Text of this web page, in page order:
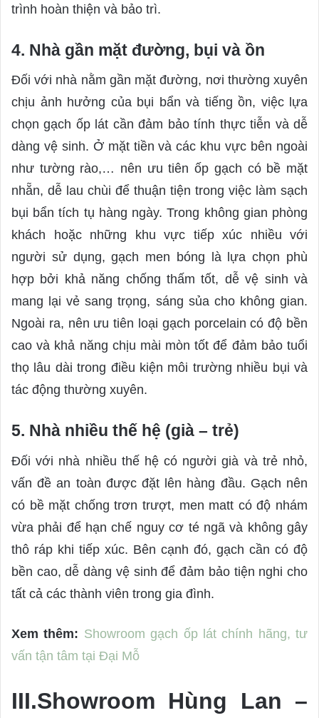
trình hoàn thiện và bảo trì.
4. Nhà gần mặt đường, bụi và ồn
Đối với nhà nằm gần mặt đường, nơi thường xuyên
chịu ảnh hưởng của bụi bẩn và tiếng ồn, việc lựa
chọn gạch ốp lát cần đảm bảo tính thực tiễn và dễ
dàng vệ sinh. Ở mặt tiền và các khu vực bên ngoài
như tường rào,… nên ưu tiên ốp gạch có bề mặt
nhẵn, dễ lau chùi để thuận tiện trong việc làm sạch
bụi bẩn tích tụ hàng ngày. Trong không gian phòng
khách hoặc những khu vực tiếp xúc nhiều với
người sử dụng, gạch men bóng là lựa chọn phù
hợp bởi khả năng chống thấm tốt, dễ vệ sinh và
mang lại vẻ sang trọng, sáng sủa cho không gian.
Ngoài ra, nên ưu tiên loại gạch porcelain có độ bền
cao và khả năng chịu mài mòn tốt để đảm bảo tuổi
thọ lâu dài trong điều kiện môi trường nhiều bụi và
tác động thường xuyên.
5. Nhà nhiều thế hệ (già – trẻ)
Đối với nhà nhiều thế hệ có người già và trẻ nhỏ,
vấn đề an toàn được đặt lên hàng đầu. Gạch nên
có bề mặt chống trơn trượt, men matt có độ nhám
vừa phải để hạn chế nguy cơ té ngã và không gây
thô ráp khi tiếp xúc. Bên cạnh đó, gạch cần có độ
bền cao, dễ dàng vệ sinh để đảm bảo tiện nghi cho
tất cả các thành viên trong gia đình.
Xem thêm: Showroom gạch ốp lát chính hãng, tư
vấn tận tâm tại Đại Mỗ
III.Showroom Hùng Lan –